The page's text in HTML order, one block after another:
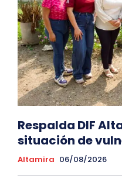
Respalda DIF
situación de
Altamira 06/08/2026